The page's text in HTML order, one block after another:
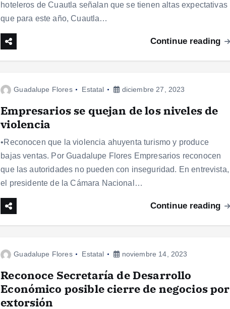
hoteleros de Cuautla señalan que se tienen altas expectativas
que para este año, Cuautla…
Continue reading
Guadalupe Flores Estatal diciembre 27, 2023
Empresarios se quejan de los niveles de
violencia
•Reconocen que la violencia ahuyenta turismo y produce
bajas ventas. Por Guadalupe Flores Empresarios reconocen
que las autoridades no pueden con inseguridad. En entrevista,
el presidente de la Cámara Nacional…
Continue reading
Guadalupe Flores Estatal noviembre 14, 2023
Reconoce Secretaría de Desarrollo
Económico posible cierre de negocios por
extorsión